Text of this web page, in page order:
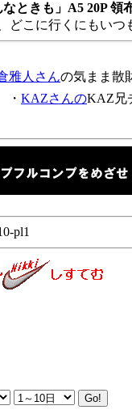
ときも」A5 20P 領
どこに行くにもい
雅人さんの気まま散
KAZさんのKAZ兄
pl1